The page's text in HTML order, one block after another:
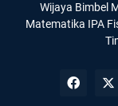
Wijaya Bimbel
Matematika IPA